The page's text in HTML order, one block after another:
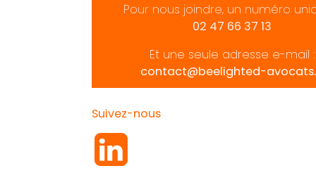
Pour nous joindre, un numéro
02 47 66 37 13
Et une seule adresse e-mail :
contact@beelighted-
Suivez-nous